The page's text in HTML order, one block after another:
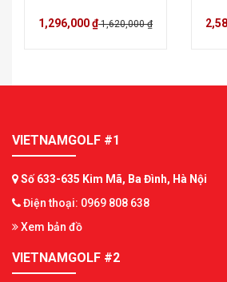
1,296,000 ₫1,620,000 ₫
VIETNAMGOLF #1
Số 633-635 Kim Mã, Ba Đình, Hà Nội
Điện thoại: 0969 808 638
Xem bản đồ
VIETNAMGOLF #2